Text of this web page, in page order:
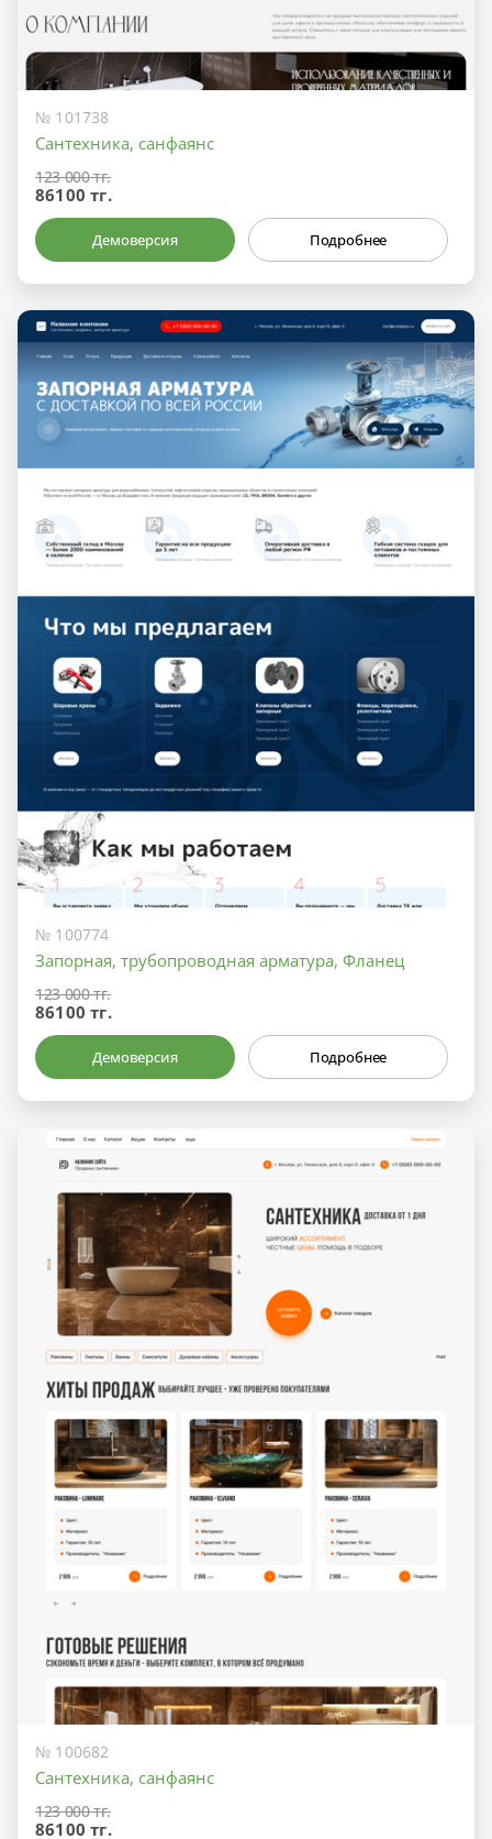
№ 101738
Сантехника, санфаянс
123 000 тг.
86100 тг.
Демоверсия Подробнее
№ 100774
Запорная, трубопроводная арматура, Фланец
123 000 тг.
86100 тг.
Демоверсия Подробнее
№ 100682
Сантехника, санфаянс
123 000 тг.
86100 тг.